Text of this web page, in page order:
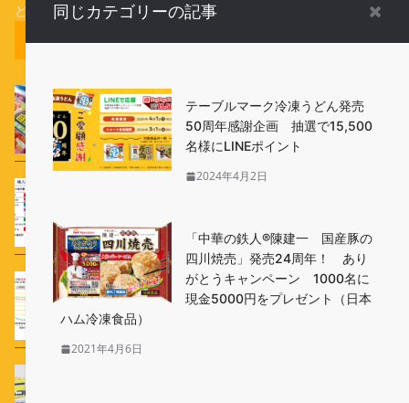
ど、様々な冷凍食品の情報をお届けします。
人気記事ランキング（全期間）
自然解凍で食べられる冷凍食品と「加熱してお召し
上がり下さい」と表示された冷凍食品があります
が、どう違うのですか？
冷凍食品の保存温度はどうして-18℃以下なのです
同じカテゴリーの記事
テーブルマーク冷凍うどん発売
50周年感謝企画 抽選で15,500
名様にLINEポイント
2024年4月2日
「中華の鉄人®陳建一 国産豚の
四川焼売」発売24周年！ あり
がとうキャンペーン 1000名に
現金5000円をプレゼント（日本
ハム冷凍食品）
2021年4月6日